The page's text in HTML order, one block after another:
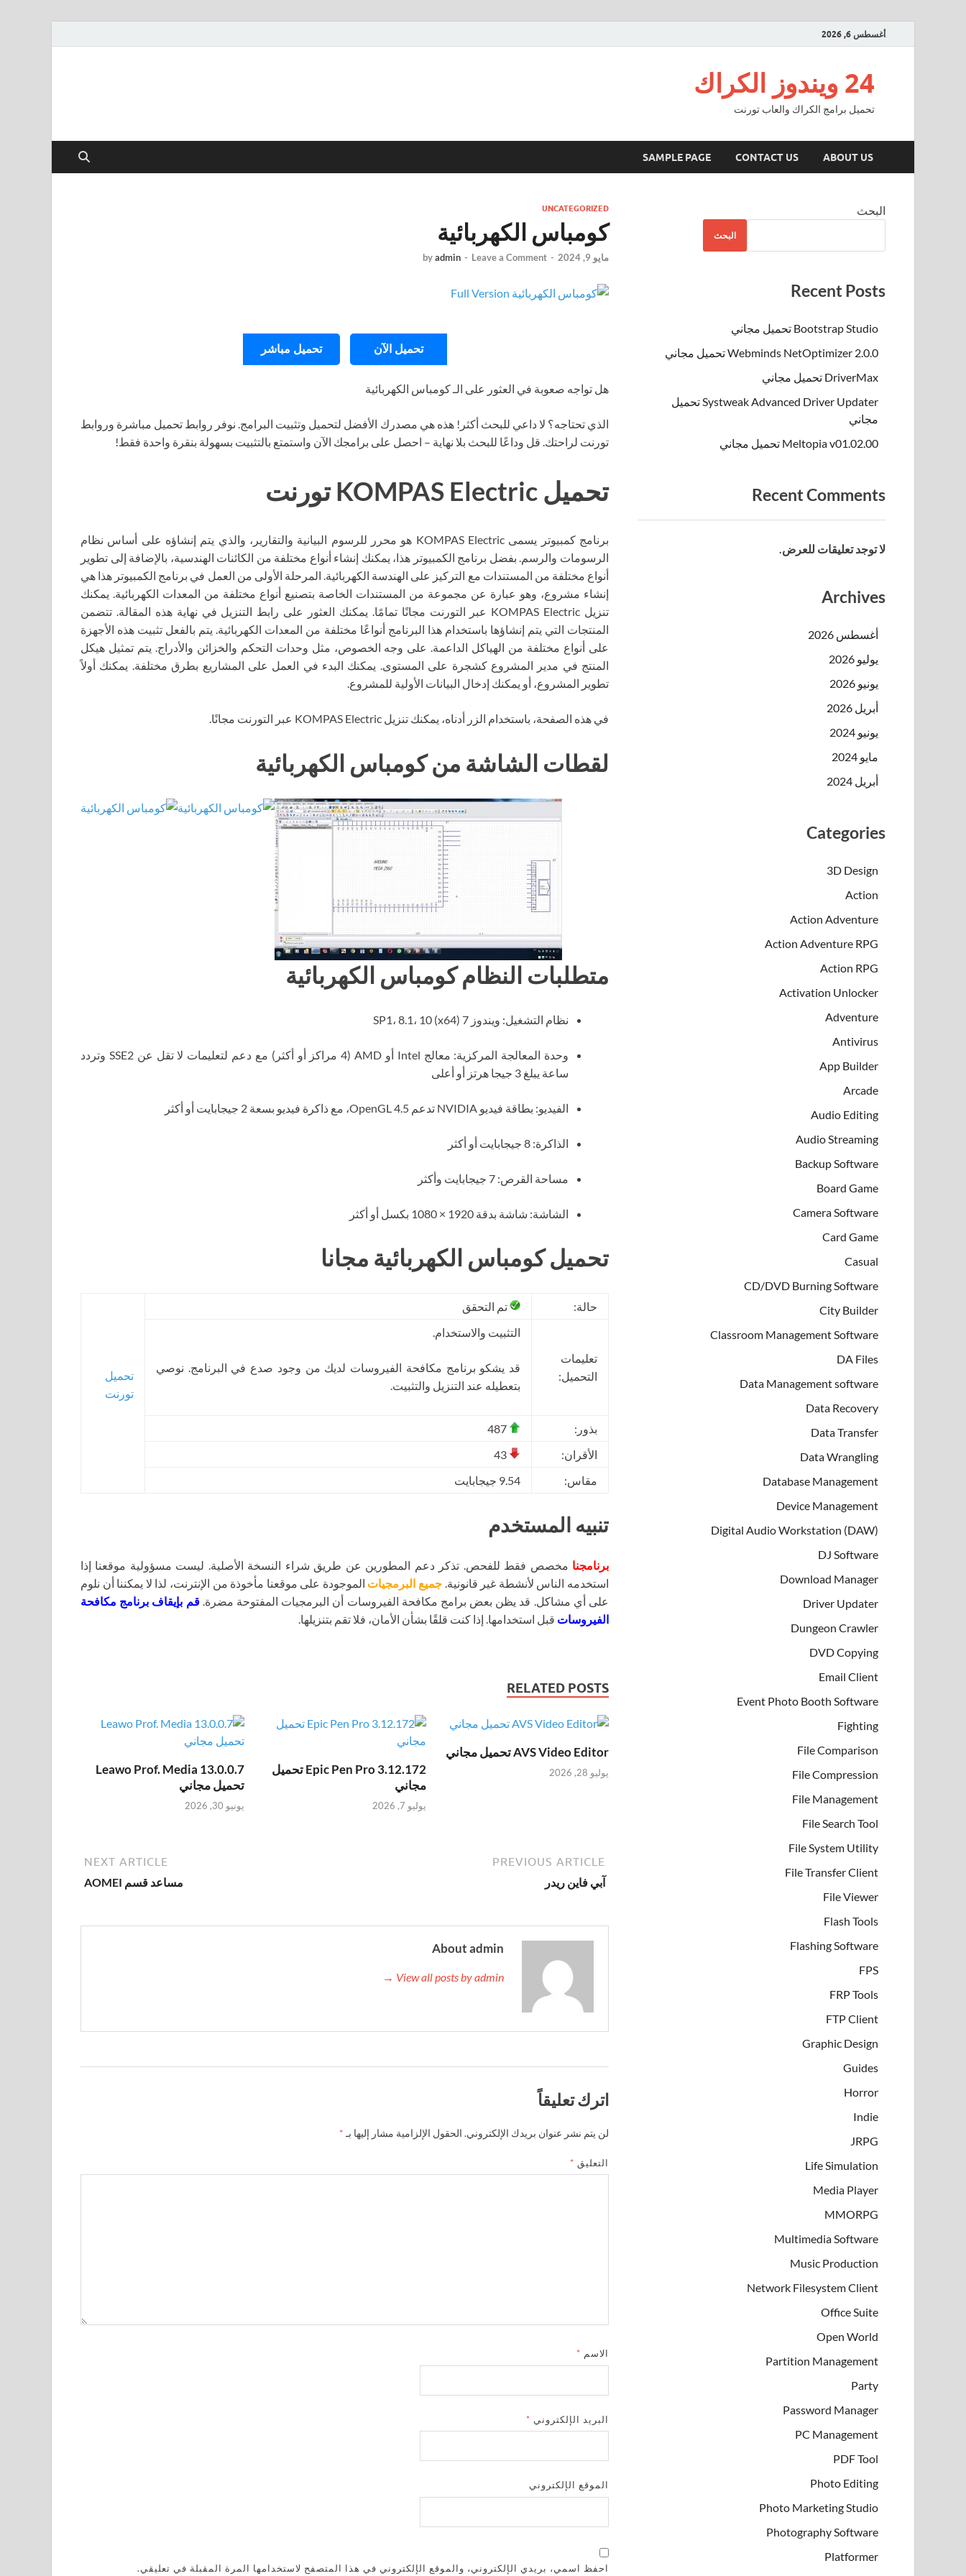
أغسطس 6, 2026
24 ويندوز الكراك
تحميل برامج الكراك والعاب تورنت
ABOUT US
CONTACT US
SAMPLE PAGE
UNCATEGORIZED
كومباس الكهربائية
مايو 9, 2024 -
byadmin - Leave a Comment
تحميل الآن تحميل مباشر
هل تواجه صعوبة في العثور على الـ كومباس الكهربائية
الذي تحتاجه؟ لا داعي للبحث أكثر! هذه هي مصدرك الأفضل لتحميل وتثبيت البرامج. نوفر روابط تحميل مباشرة وروابط
تورنت لراحتك. قل وداعًا للبحث بلا نهاية – احصل على برامجك الآن واستمتع بالتثبيت بسهولة بنقرة واحدة فقط!
تحميل KOMPAS Electric تورنت
برنامج كمبيوتر يسمى KOMPAS Electric هو محرر للرسوم البيانية والتقارير، والذي يتم إنشاؤه على أساس نظام
الرسومات والرسم. بفضل برنامج الكمبيوتر هذا، يمكنك إنشاء أنواع مختلفة من الكائنات الهندسية، بالإضافة إلى تطوير
أنواع مختلفة من المستندات مع التركيز على الهندسة الكهربائية. المرحلة الأولى من العمل في برنامج الكمبيوتر هذا هي
إنشاء مشروع، وهو عبارة عن مجموعة من المستندات الخاصة بتصنيع أنواع مختلفة من المعدات الكهربائية. يمكنك
تنزيل KOMPAS Electric عبر التورنت مجانًا تمامًا. يمكنك العثور على رابط التنزيل في نهاية هذه المقالة. تتضمن
المنتجات التي يتم إنشاؤها باستخدام هذا البرنامج أنواعًا مختلفة من المعدات الكهربائية. يتم بالفعل تثبيت هذه الأجهزة
على أنواع مختلفة من الهياكل الداعمة. على وجه الخصوص، مثل وحدات التحكم والخزائن والأدراج. يتم تمثيل هيكل
المنتج في مدير المشروع كشجرة على المستوى. يمكنك البدء في العمل على المشاريع بطرق مختلفة. يمكنك أولاً
تطوير المشروع، أو يمكنك إدخال البيانات الأولية للمشروع.
في هذه الصفحة، باستخدام الزر أدناه، يمكنك تنزيل KOMPAS Electric عبر التورنت مجانًا.
لقطات الشاشة من كومباس الكهربائية
متطلبات النظام كومباس الكهربائية
نظام التشغيل: ويندوز 7 SP1، 8.1، 10 (x64)
وحدة المعالجة المركزية: معالج Intel أو AMD (4 مراكز أو أكثر) مع دعم لتعليمات لا تقل عن SSE2 وتردد
ساعة يبلغ 3 جيجا هرتز أو أعلى
الفيديو: بطاقة فيديو NVIDIA تدعم OpenGL 4.5، مع ذاكرة فيديو بسعة 2 جيجابايت أو أكثر
الذاكرة: 8 جيجابايت أو أكثر
مساحة القرص: 7 جيجابايت وأكثر
الشاشة: شاشة بدقة 1920 × 1080 بكسل أو أكثر
تحميل كومباس الكهربائية مجانا
حالة: تم التحقق
تحميل
تورنت
تعليمات
التحميل:
التثبيت والاستخدام.
قد يشكو برنامج مكافحة الفيروسات لديك من وجود صدع في البرنامج. نوصي
بتعطيله عند التنزيل والتثبيت.
بذور:
الأقران:
مقاس:
9.54 جيجابايت
تنبيه المستخدم
برنامجنا مخصص فقط للفحص. تذكر دعم المطورين عن طريق شراء النسخة الأصلية. ليست مسؤولية موقعنا إذا
استخدمه الناس لأنشطة غير قانونية. جميع البرمجيات الموجودة على موقعنا مأخوذة من الإنترنت، لذا لا يمكننا أن نلوم
على أي مشاكل. قد يظن بعض برامج مكافحة الفيروسات أن البرمجيات المفتوحة مضرة.قم بإيقاف برنامج مكافحة
الفيروسات قبل استخدامها. إذا كنت قلقًا بشأن الأمان، فلا تقم بتنزيلها.
RELATED POSTS
AVS Video Editor تحميل مجاني
يوليو 28, 2026
Epic Pen Pro 3.12.172 تحميل
مجاني
يوليو 7, 2026
Leawo Prof. Media 13.0.0.7
تحميل مجاني
يونيو 30, 2026
PREVIOUS ARTICLE
آبي فاين ريدر
NEXT ARTICLE
مساعد قسم AOMEI
About admin
View all posts by admin →
اترك تعليقاً
لن يتم نشر عنوان بريدك الإلكتروني. الحقول الإلزامية مشار إليها بـ *
التعليق *
الاسم *
البريد الإلكتروني *
الموقع الإلكتروني
احفظ اسمي، بريدي الإلكتروني، والموقع الإلكتروني في هذا المتصفح لاستخدامها المرة المقبلة في تعليقي.
البحث
البحث
Recent Posts
Bootstrap Studio تحميل مجاني
Webminds NetOptimizer 2.0.0 تحميل مجاني
DriverMax تحميل مجاني
Systweak Advanced Driver Updater تحميل
مجاني
Meltopia v01.02.00 تحميل مجاني
Recent Comments
لا توجد تعليقات للعرض.
Archives
أغسطس 2026
يوليو 2026
يونيو 2026
أبريل 2026
يونيو 2024
مايو 2024
أبريل 2024
Categories
3D Design
Action
Action Adventure
Action Adventure RPG
Action RPG
Activation Unlocker
Adventure
Antivirus
App Builder
Arcade
Audio Editing
Audio Streaming
Backup Software
Board Game
Camera Software
Card Game
Casual
CD/DVD Burning Software
City Builder
Classroom Management Software
DA Files
Data Management software
Data Recovery
Data Transfer
Data Wrangling
Database Management
Device Management
Digital Audio Workstation (DAW)
DJ Software
Download Manager
Driver Updater
Dungeon Crawler
DVD Copying
Email Client
Event Photo Booth Software
Fighting
File Comparison
File Compression
File Management
File Search Tool
File System Utility
File Transfer Client
File Viewer
Flash Tools
Flashing Software
FPS
FRP Tools
FTP Client
Graphic Design
Guides
Horror
Indie
JRPG
Life Simulation
Media Player
MMORPG
Multimedia Software
Music Production
Network Filesystem Client
Office Suite
Open World
Partition Management
Party
Password Manager
PC Management
PDF Tool
Photo Editing
Photo Marketing Studio
Photography Software
Platformer